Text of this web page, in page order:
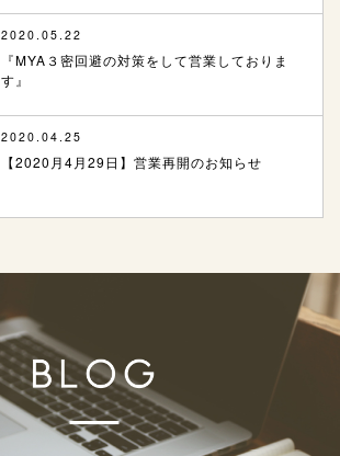
2020.05.22
『MYA３密回避の対策をして営業しておりま
す』
2020.04.25
【2020月4月29日】営業再開のお知らせ